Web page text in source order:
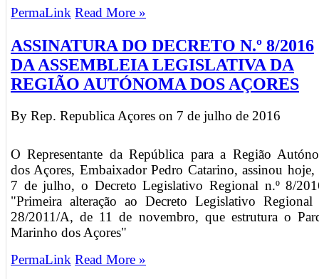
PermaLink Read More »
ASSINATURA DO DECRETO N.º 8/2016
DA ASSEMBLEIA LEGISLATIVA DA
REGIÃO AUTÓNOMA DOS AÇORES
By Rep. Republica Açores on 7 de julho de 2016
O Representante da República para a Região
dos Açores, Embaixador Pedro Catarino, assinou hoje,
7 de julho, o Decreto Legislativo Regional n.º 8/
"Primeira alteração ao Decreto Legislativo Regional
28/2011/A, de 11 de novembro, que estrutura o
Marinho dos Açores"
PermaLink Read More »